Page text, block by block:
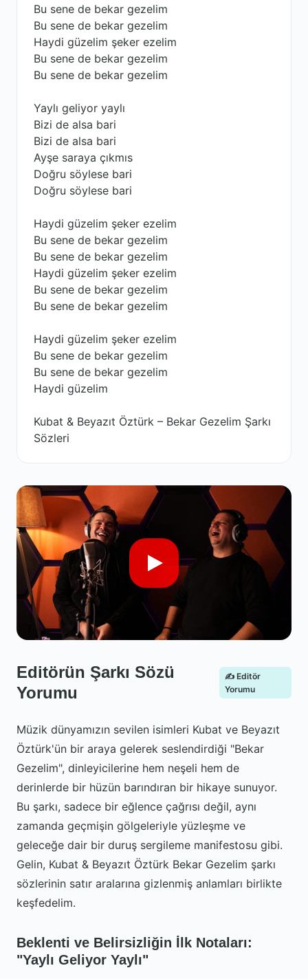
Bu sene de bekar gezelim
Bu sene de bekar gezelim
Haydi güzelim şeker ezelim
Bu sene de bekar gezelim
Bu sene de bekar gezelim
Yaylı geliyor yaylı
Bizi de alsa bari
Bizi de alsa bari
Ayşe saraya çıkmıs
Doğru söylese bari
Doğru söylese bari
Haydi güzelim şeker ezelim
Bu sene de bekar gezelim
Bu sene de bekar gezelim
Haydi güzelim şeker ezelim
Bu sene de bekar gezelim
Bu sene de bekar gezelim
Haydi güzelim şeker ezelim
Bu sene de bekar gezelim
Bu sene de bekar gezelim
Haydi güzelim
Kubat & Beyazıt Öztürk – Bekar Gezelim Şarkı
Sözleri
Editörün Şarkı Sözü
Yorumu
✍️ Editör
Yorumu
Müzik dünyamızın sevilen isimleri Kubat ve Beyazıt
Öztürk'ün bir araya gelerek seslendirdiği "Bekar
Gezelim", dinleyicilerine hem neşeli hem de
derinlerde bir hüzün barındıran bir hikaye sunuyor.
Bu şarkı, sadece bir eğlence çağrısı değil, aynı
zamanda geçmişin gölgeleriyle yüzleşme ve
geleceğe dair bir duruş sergileme manifestosu gibi.
Gelin, Kubat & Beyazıt Öztürk Bekar Gezelim şarkı
sözlerinin satır aralarına gizlenmiş anlamları birlikte
keşfedelim.
Beklenti ve Belirsizliğin İlk Notaları:
"Yaylı Geliyor Yaylı"